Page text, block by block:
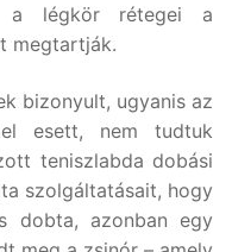
a légkör rétegei a
megtartják.
bizonyult, ugyanis az
esett, nem tudtuk
teniszlabda dobási
szolgáltatásait, hogy
dobta, azonban egy